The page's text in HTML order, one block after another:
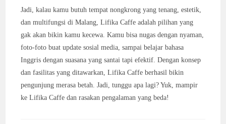
Jadi, kalau kamu butuh tempat nongkrong yang tenang, estetik,
dan multifungsi di Malang, Lifika Caffe adalah pilihan yang
gak akan bikin kamu kecewa. Kamu bisa nugas dengan nyaman,
foto-foto buat update sosial media, sampai belajar bahasa
Inggris dengan suasana yang santai tapi efektif. Dengan konsep
dan fasilitas yang ditawarkan, Lifika Caffe berhasil bikin
pengunjung merasa betah. Jadi, tunggu apa lagi? Yuk, mampir
ke Lifika Caffe dan rasakan pengalaman yang beda!